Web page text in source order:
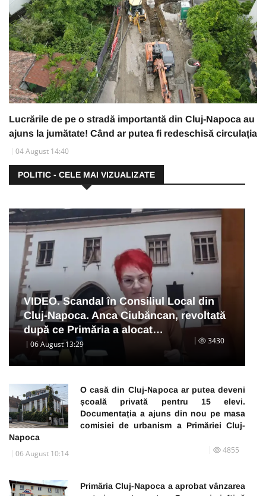
Lucrările de pe o stradă importantă din Cluj-Napoca au
ajuns la jumătate! Când ar putea fi redeschisă circulația
04 August 14:40
POLITIC - CELE MAI VIZUALIZATE
VIDEO. Scandal în Consiliul Local din
Cluj-Napoca. Anca Ciubăncan, revoltată
după ce Primăria a alocat…
06 August 13:29 3430
O casă din Cluj-Napoca ar putea deveni
școală privată pentru 15 elevi.
Documentația a ajuns din nou pe masa
comisiei de urbanism a Primăriei Cluj-
Napoca
06 August 10:14 4855
Primăria Cluj-Napoca a aprobat vânzarea